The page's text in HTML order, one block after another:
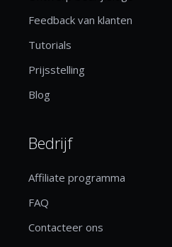
Feedback van klanten
Tutorials
Prijsstelling
Blog
Bedrijf
Affiliate programma
FAQ
Contacteer ons